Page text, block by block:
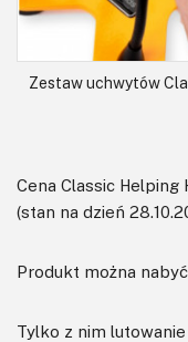
Zestaw uchwytów
Cena Classic
(stan na dzień
Produkt można nabyć
Tylko z nim